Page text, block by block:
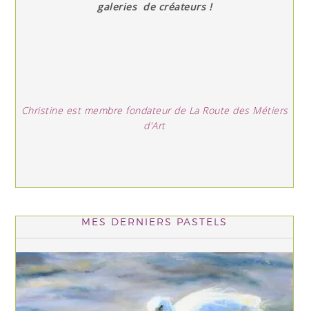
galeries de créateurs !
Christine est membre fondateur de La Route des Métiers
d'Art
MES DERNIERS PASTELS